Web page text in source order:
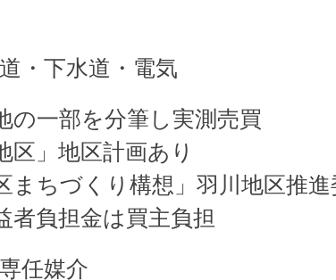
・下水道・電気
の一部を分筆し実測売買
区」地区計画あり
まちづくり構想」羽川地区推
者負担金は買主負担
任媒介